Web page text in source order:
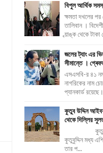
বিপুল আর্থিক
ক্ষমতা দখলের পর
তালিবান ।
ব্য়াঙ্ক থেকে টাকা
জলের ট্যাং এর
সীমান্তে ।
এসএসবি-র ৪১
নাগরিকের নাম
প্যানকার্ড
কুতুব উদ্দিন
থেকে দিল্লির
কুতুব
কুতুবুদ্দিন মধ্য
তার প...